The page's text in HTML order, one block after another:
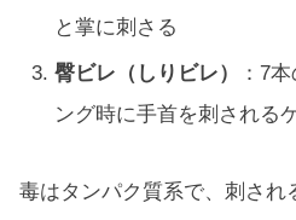
と掌に刺さる
臀ビレ（しりビレ）
：7
ング時に手首を刺される
毒はタンパク質系で、刺され